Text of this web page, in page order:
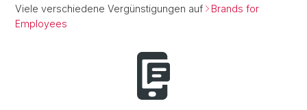
Viele verschiedene Vergünstigungen auf
Brands for
Employees